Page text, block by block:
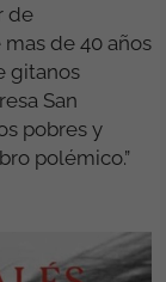
de
de 40 años
gitanos
San
pobres y
polémico.”